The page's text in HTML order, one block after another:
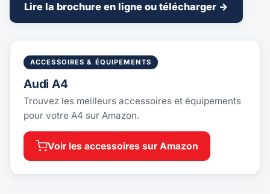
Lire la brochure en ligne ou télécharger →
ACCESSOIRES & ÉQUIPEMENTS
Audi A4
Trouvez les meilleurs accessoires et équipements
pour votre A4 sur Amazon.
Voir les accessoires sur Amazon